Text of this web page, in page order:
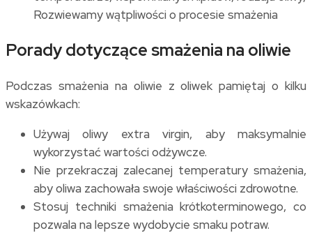
Rozwiewamy wątpliwości o procesie smażenia
Porady dotyczące smażenia na oliwie
Podczas smażenia na oliwie z oliwek pamiętaj o kilku
wskazówkach:
Używaj oliwy extra virgin, aby maksymalnie
wykorzystać wartości odżywcze.
Nie przekraczaj zalecanej temperatury smażenia,
aby oliwa zachowała swoje właściwości zdrowotne.
Stosuj techniki smażenia krótkoterminowego, co
pozwala na lepsze wydobycie smaku potraw.